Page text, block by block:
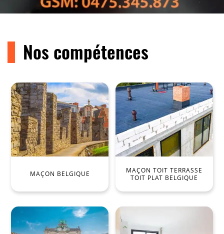
Nos compétences
MAÇON BELGIQUE
MAÇON TOIT TERRASSE
TOIT PLAT BELGIQUE